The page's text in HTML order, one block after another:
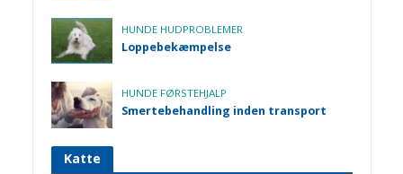
HUNDE HUDPROBLEMER
Loppebekæmpelse
HUNDE FØRSTEHJALP
Smertebehandling inden transport
Katte